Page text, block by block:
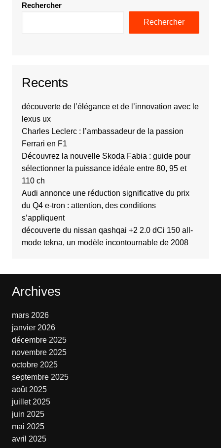
Rechercher
Rechercher
Recents
découverte de l’élégance et de l’innovation avec le
lexus ux
Charles Leclerc : l’ambassadeur de la passion
Ferrari en F1
Découvrez la nouvelle Skoda Fabia : guide pour
sélectionner la puissance idéale entre 80, 95 et
110 ch
Audi annonce une réduction significative du prix
du Q4 e-tron : attention, des conditions
s’appliquent
découverte du nissan qashqai +2 2.0 dCi 150 all-
mode tekna, un modèle incontournable de 2008
Archives
mars 2026
janvier 2026
décembre 2025
novembre 2025
octobre 2025
septembre 2025
août 2025
juillet 2025
juin 2025
mai 2025
avril 2025